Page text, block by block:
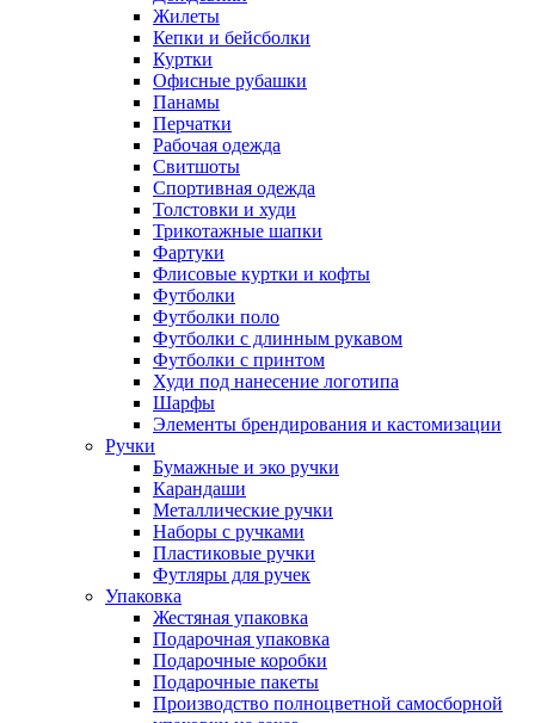
Жилеты
Кепки и бейсболки
Куртки
Офисные рубашки
Панамы
Перчатки
Рабочая одежда
Свитшоты
Спортивная одежда
Толстовки и худи
Трикотажные шапки
Фартуки
Флисовые куртки и кофты
Футболки
Футболки поло
Футболки с длинным рукавом
Футболки с принтом
Худи под нанесение логотипа
Шарфы
Элементы брендирования и кастомизации
Ручки
Бумажные и эко ручки
Карандаши
Металлические ручки
Наборы с ручками
Пластиковые ручки
Футляры для ручек
Упаковка
Жестяная упаковка
Подарочная упаковка
Подарочные коробки
Подарочные пакеты
Производство полноцветной самосборной